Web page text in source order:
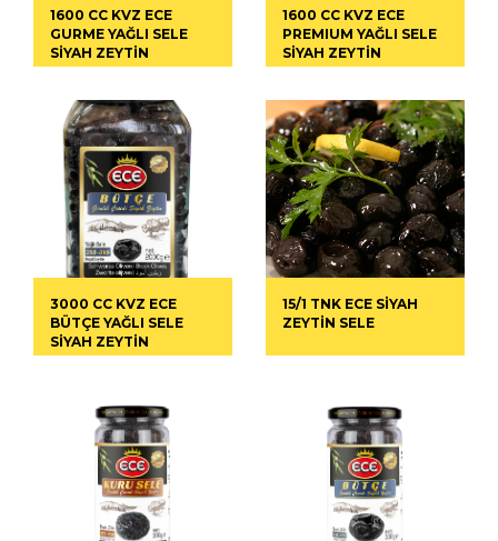
1600 CC KVZ ECE
GURME YAĞLI SELE
SİYAH ZEYTİN
1600 CC KVZ ECE
PREMIUM YAĞLI SELE
SİYAH ZEYTİN
3000 CC KVZ ECE
BÜTÇE YAĞLI SELE
SİYAH ZEYTİN
15/1 TNK ECE SİYAH
ZEYTİN SELE